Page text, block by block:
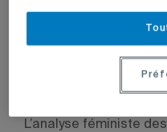
dans le cadre du congrès
Sherbrooke et l’Université
L’analyse féministe